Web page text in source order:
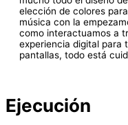
elección de colores
música con la
como interactuamos a
experiencia digital para
pantallas, todo está
Ejecución